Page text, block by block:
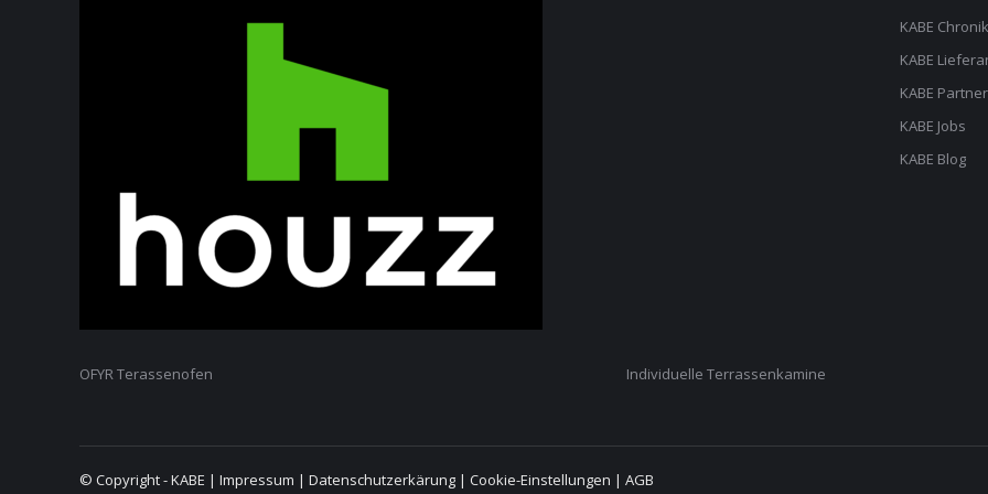
KABE Chronik
KABE
KABE Partner
KABE Jobs
KABE Blog
OFYR Terassenofen Individuelle Terrassenkamine
© Copyright - KABE | Impressum | Datenschutzerkärung | Cookie-Einstellungen | AGB